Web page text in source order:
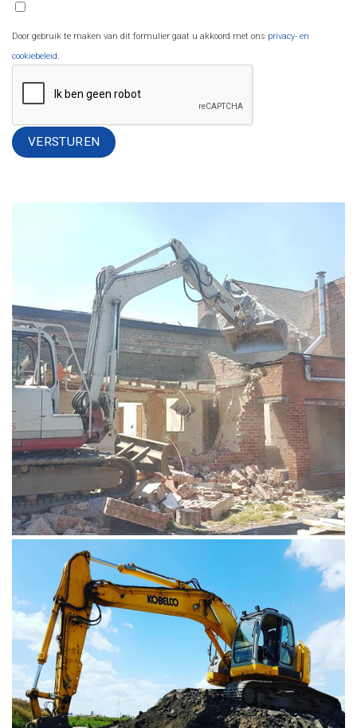
Door gebruik te maken van dit formulier gaat u akkoord met ons privacy- en
cookiebeleid.